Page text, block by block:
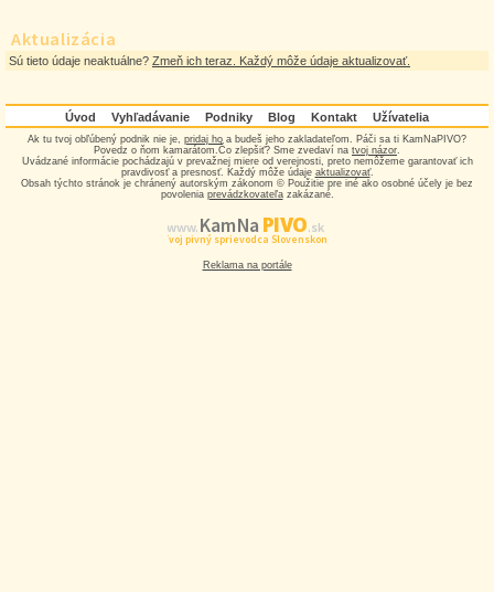
Aktualizácia
Sú tieto údaje neaktuálne? Zmeň ich teraz. Každý môže údaje aktualizovať.
Úvod Vyhľadávanie Podniky Blog Kontakt Užívatelia
Ak tu tvoj obľúbený podnik nie je, pridaj ho a budeš jeho zakladateľom. Páči sa ti KamNaPIVO?
Povedz o ňom kamarátom.Čo zlepšiť? Sme zvedaví na tvoj názor.
Uvádzané informácie pochádzajú v prevažnej miere od verejnosti, preto nemôžeme garantovať ich
pravdivosť a presnosť. Každý môže údaje aktualizovať.
Obsah týchto stránok je chránený autorským zákonom © Použitie pre iné ako osobné účely je bez
povolenia prevádzkovateľazakázané.
www.Kam Na PIVO.sk
Tvoj pivný sprievodca Slovenskom
Reklama na portále